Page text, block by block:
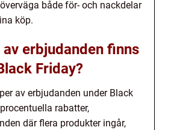
både för- och nackdelar
köp.
erbjudanden finns
Friday?
av erbjudanden under Black
rabatter,
där flera produkter ingår,